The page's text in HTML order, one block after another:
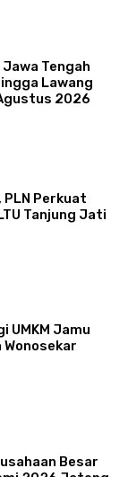
Jawa Tengah
Lawang
2026
PLN Perkuat
Tanjung Jati
UMKM Jamu
Wonosekar
Besar